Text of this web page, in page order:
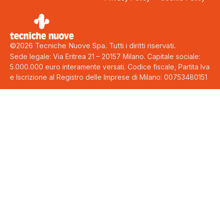
©2026 Tecniche Nuove Spa. Tutti i diritti riservati.
Sede legale: Via Eritrea 21 – 20157 Milano. Capitale sociale:
5.000.000 euro interamente versati. Codice fiscale, Partita Iva
e Iscrizione al Registro delle Imprese di Milano: 00753480151